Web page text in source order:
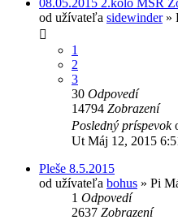
od užívateľa sidewinder»
1
2
3
30 Odpovedí
14794 Zobrazení
Posledný príspevok
Ut Máj 12, 2015
Pleše 8.5.2015
od užívateľa bohus » Pi
1 Odpovedí
2637 Zobrazení